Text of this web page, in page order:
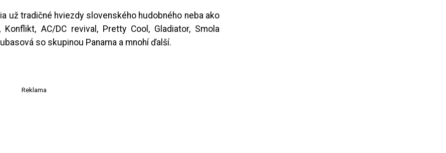
už tradičné hviezdy slovenského hudobného neba ako
AC/DC revival, Pretty Cool, Gladiator, Smola
so skupinou Panama a mnohí ďalší.
Reklama